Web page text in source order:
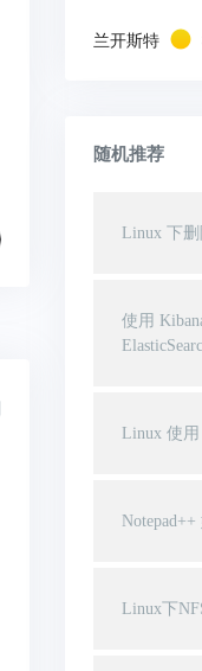
兰开斯特
随机推荐
Linux 下
使用
Linux 使用
Notepad++
Linux下